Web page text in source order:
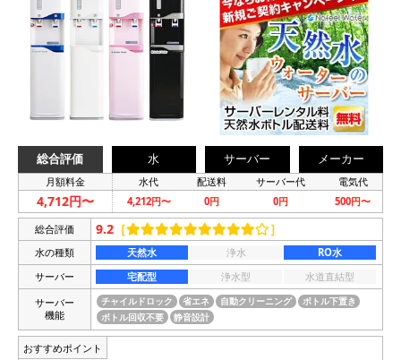
総合評価 水 サーバー メーカー
月額料金 水代 配送料 サーバー代 電気代
4,712円〜 4,212円〜 0円 0円 500円〜
総合評価 9.2 ［ ］
水の種類 天然水 浄水
RO水
サーバー
宅配型 浄水型
水道直結型
サーバー
機能
チャイルドロック 省エネ 自動クリーニング
ボトル下置き
ボトル回収不要
静音設計
おすすめポイント